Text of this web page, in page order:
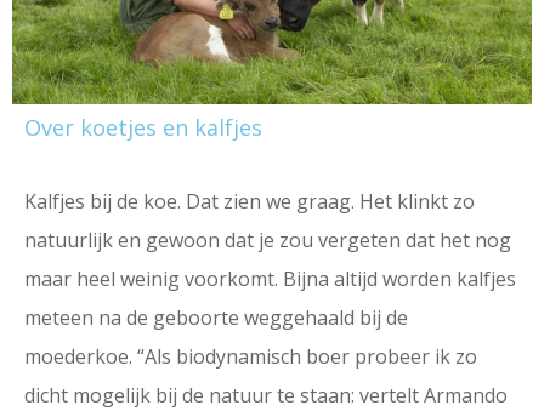
Over koetjes en kalfjes
Kalfjes bij de koe. Dat zien we graag. Het klinkt zo
natuurlijk en gewoon dat je zou vergeten dat het nog
maar heel weinig voorkomt. Bijna altijd worden kalfjes
meteen na de geboorte weggehaald bij de
moederkoe. “Als biodynamisch boer probeer ik zo
dicht mogelijk bij de natuur te staan: vertelt Armando